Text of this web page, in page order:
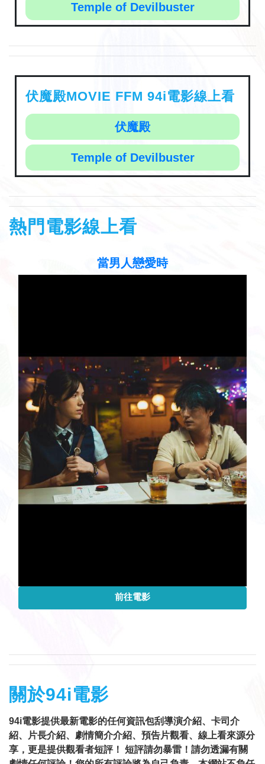
Temple of Devilbuster
伏魔殿MOVIE FFM 94i電影線上看
伏魔殿
Temple of Devilbuster
熱門電影線上看
聽見歌 再唱
前往電影
關於94i電影
94i電影提供最新電影的任何資訊包刮導演介紹、卡司介
紹、片長介紹、劇情簡介介紹、預告片觀看、線上看來源分
享，更是提供觀看者短評！ 短評請勿暴雷！請勿透漏有關